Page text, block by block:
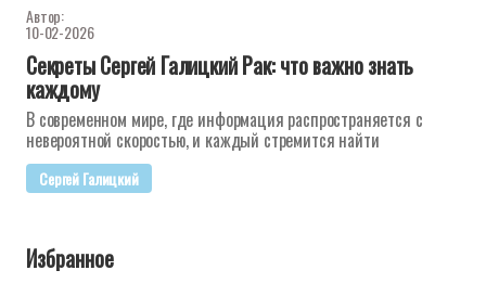
Автор:
10-02-2026
Секреты Сергей Галицкий Рак: что важно знать
каждому
В современном мире, где информация распространяется с
невероятной скоростью, и каждый стремится найти
Сергей Галицкий
Избранное